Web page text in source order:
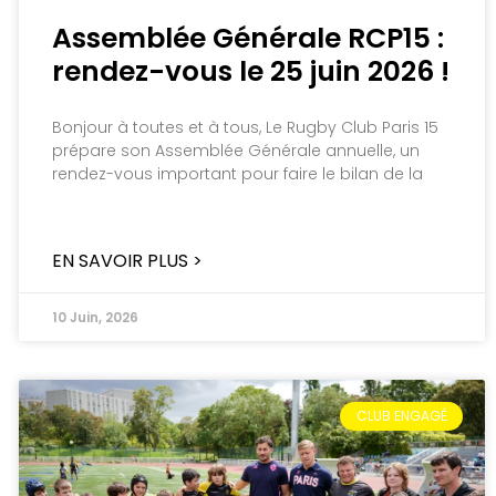
Assemblée Générale RCP15 :
rendez-vous le 25 juin 2026 !
Bonjour à toutes et à tous, Le Rugby Club Paris 15
prépare son Assemblée Générale annuelle, un
rendez-vous important pour faire le bilan de la
EN SAVOIR PLUS >
10 Juin, 2026
CLUB ENGAGÉ